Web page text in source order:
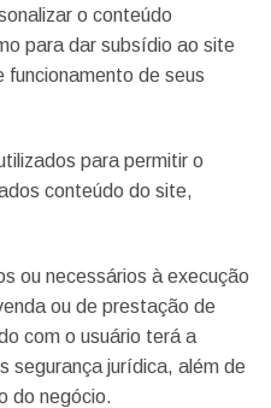
o conteúdo
para dar subsídio ao site
funcionamento de seus
para permitir o
conteúdo do site,
ou necessários à execução
ou de prestação de
com o usuário terá a
segurança jurídica, além de
do negócio.